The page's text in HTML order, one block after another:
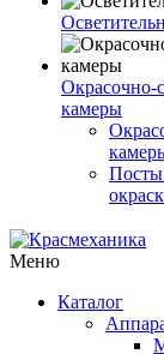
Окрасочно-
камеры
Посты
Меню
Каталог